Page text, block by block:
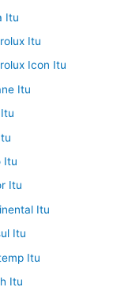
Itu
Itu
Icon Itu
Itu
Itu
Itu
Itu
Itu
Itu
Itu